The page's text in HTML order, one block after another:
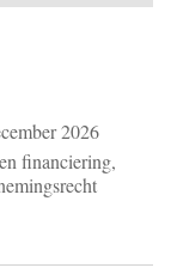
2026
financiering,